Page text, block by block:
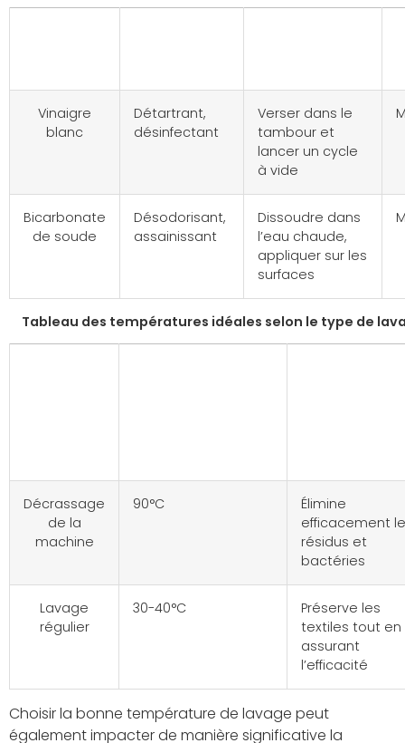
Vinaigre
blanc
Détartrant,
désinfectant
Verser dans le
tambour et
lancer un cycle
à vide
Bicarbonate
de soude
Désodorisant,
assainissant
Dissoudre dans
l’eau chaude,
appliquer sur les
surfaces
Tableau des températures idéales selon le type de
Décrassage
de la
machine
90°C
Élimine
efficacement
résidus et
bactéries
Lavage
régulier
30-40°C
Préserve les
textiles tout en
assurant
l’efficacité
Choisir la bonne température de lavage peut
également impacter de manière significative la